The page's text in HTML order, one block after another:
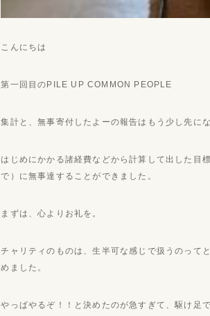
こんにちは
第一回目のPILE UP COMMON PEOPLE
集計と、無事寄付したよーの報告はもう少し先にな
はじめにかかる諸経費などから計算して出した目
で）に無事達することができました。
まずは、心よりお礼を。
チャリティのものは、生半可な感じで扱うのって
めました。
やっぱやるぞ！！と決めたのが急すぎて、駆け足